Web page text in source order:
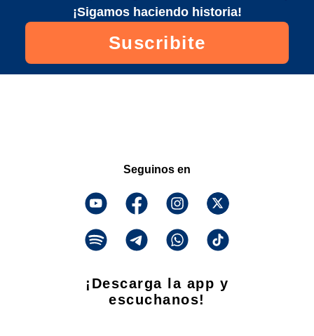
¡Sigamos haciendo historia!
Suscribite
Seguinos en
¡Descarga la app y
escuchanos!